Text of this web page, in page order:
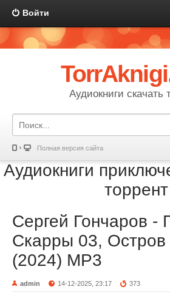
Войти
Аудиокниги скачать
Полная версия сайта
Аудиокниги
торрент
Сергей Гончаров -
Скарры 03, Остров
(2024) МР3
admin 14-12-2025, 23:17 373